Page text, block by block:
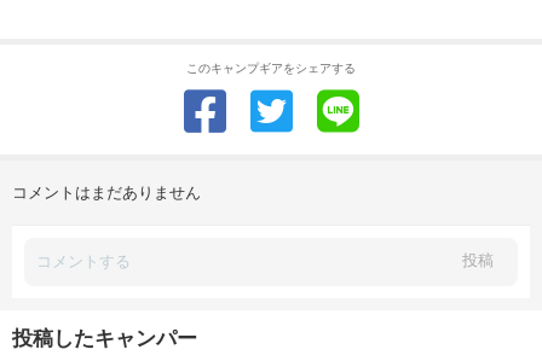
このキャンプギアをシェアする
コメントはまだありません
投稿
投稿したキャンパー